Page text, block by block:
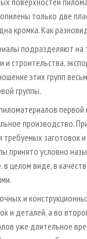
только две
кромка. Как
подразделяют на
строительства,
этих групп
группы.
первой
производство.
заготовок
принято условно
в целом виде, в
и
и деталей, а во
уже длительное